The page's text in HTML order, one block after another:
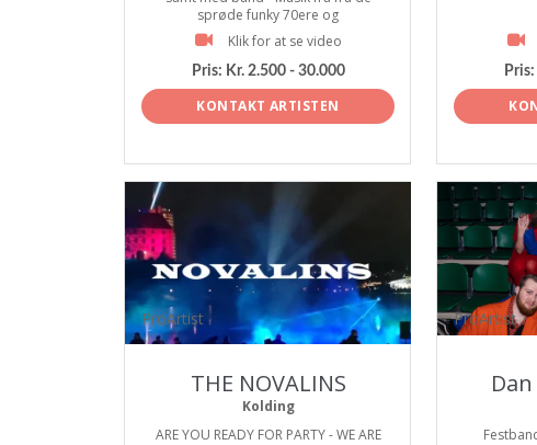
sprøde funky 70ere og
Klik for at se video
Pris: Kr. 2.500 - 30.000
KONTAKT ARTISTEN
Pris:
ProArtist
THE NOVALINS
Kolding
ARE YOU READY FOR PARTY - WE ARE
ProArtist